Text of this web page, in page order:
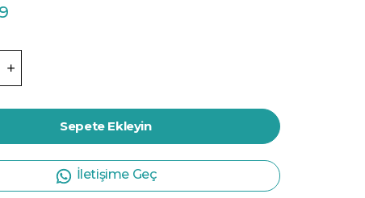
Sepete Ekleyin
İletişime Geç